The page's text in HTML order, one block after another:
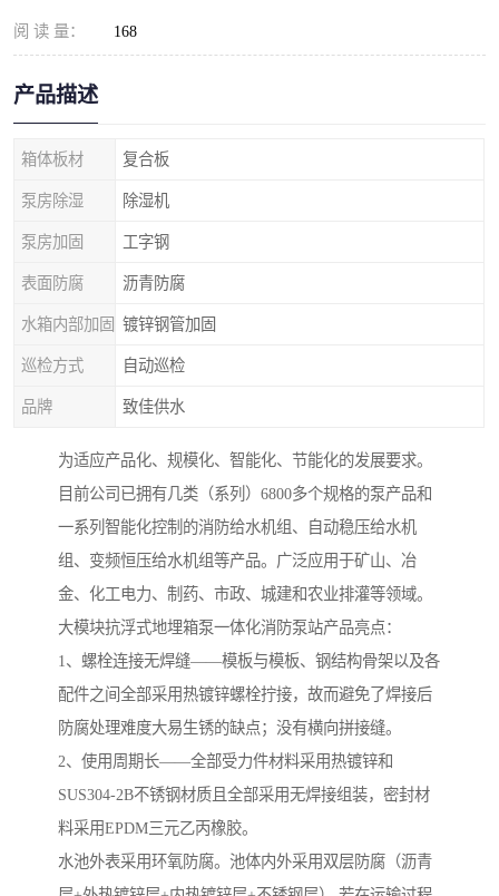
阅 读 量： 168
产品描述
箱体板材 复合板
泵房除湿 除湿机
泵房加固 工字钢
表面防腐 沥青防腐
水箱内部加固 镀锌钢管加固
巡检方式 自动巡检
品牌 致佳供水
为适应产品化、规模化、智能化、节能化的发展要求。
目前公司已拥有几类（系列）6800多个规格的泵产品和
一系列智能化控制的消防给水机组、自动稳压给水机
组、变频恒压给水机组等产品。广泛应用于矿山、冶
金、化工电力、制药、市政、城建和农业排灌等领域。
大模块抗浮式地埋箱泵一体化消防泵站产品亮点：
1、螺栓连接无焊缝——模板与模板、钢结构骨架以及各
配件之间全部采用热镀锌螺栓拧接，故而避免了焊接后
防腐处理难度大易生锈的缺点；没有横向拼接缝。
​2、使用周期长——全部受力件材料采用热镀锌和
SUS304-2B不锈钢材质且全部采用无焊接组装，密封材
料采用EPDM三元乙丙橡胶。
水池外表采用环氧防腐。池体内外采用双层防腐（沥青